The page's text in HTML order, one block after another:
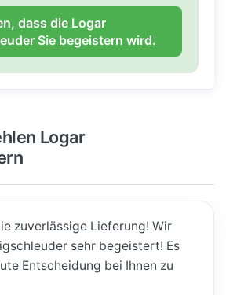
dass die Logar
Sie begeistern wird.
Logar
zuverlässige Lieferung! Wir
sehr begeistert! Es
Entscheidung bei Ihnen zu